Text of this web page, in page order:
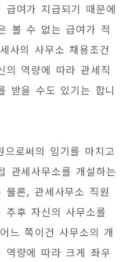
여가 지급되기 때문에
볼 수 없는 급여가 적
사의 사무소 채용조건
의 역량에 따라 관세직
받을 수도 있기는 합니
로써의 임기를 마치고
관세사무소를 개설하는
물론, 관세사무소 직원
추후 자신의 사무소를
느 쪽이건 사무소의 개
역량에 따라 크게 좌우